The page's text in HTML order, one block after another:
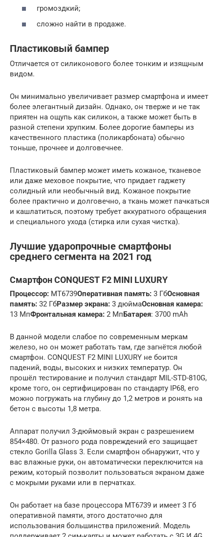
громоздкий;
сложно найти в продаже.
Пластиковый бампер
Отличается от силиконового более тонким и изящным
видом.
Он минимально увеличивает размер смартфона и имеет
более элегантный дизайн. Однако, он тверже и не так
приятен на ощупь как силикон, а также может быть в
разной степени хрупким. Более дорогие бамперы из
качественного пластика (поликарбоната) обычно
тоньше, прочнее и долговечнее.
Пластиковый бампер может иметь кожаное, тканевое
или даже меховое покрытие, что придает гаджету
солидный или необычный вид. Кожаное покрытие
более практично и долговечно, а ткань может пачкаться
и кашлатиться, поэтому требует аккуратного обращения
и специального ухода (стирка или сухая чистка).
Лучшие ударопрочные смартфоны
среднего сегмента на 2021 год
Смартфон CONQUEST F2 MINI LUXURY
Процессор: MT6739Оперативная память: 3 ГбОсновная
память: 32 ГбРазмер экрана: 3 дюймаОсновная камера:
13 МпФронтальная камера: 2 МпБатарея: 3700 mAh
В данной модели слабое по современным меркам
железо, но он может работать там, где загнётся любой
смартфон. CONQUEST F2 MINI LUXURY не боится
падений, воды, высоких и низких температур. Он
прошёл тестирование и получил стандарт MIL-STD-810G,
кроме того, он сертифицирован по стандарту IP68, его
можно погружать на глубину до 1,2 метров и ронять на
бетон с высоты 1,8 метра.
Аппарат получил 3-дюймовый экран с разрешением
854×480. От разного рода повреждений его защищает
стекло Gorilla Glass 3. Если смартфон обнаружит, что у
вас влажные руки, он автоматически переключится на
режим, который позволит пользоваться экраном даже
с мокрыми руками или в перчатках.
Он работает на базе процессора MT6739 и имеет 3 Гб
оперативной памяти, этого достаточно для
использования большинства приложений. Модель